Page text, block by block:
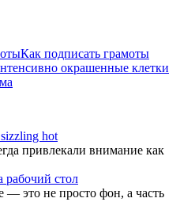
Как подписать грамоты
окрашенные клетки
hot
привлекали внимание как
рабочий стол
— это не просто фон, а часть